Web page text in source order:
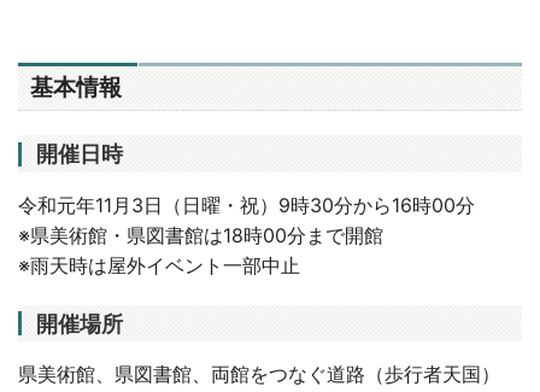
基本情報
開催日時
令和元年11月3日（日曜・祝）9時30分から16時00分
※県美術館・県図書館は18時00分まで開館
※雨天時は屋外イベント一部中止
開催場所
県美術館、県図書館、両館をつなぐ道路（歩行者天国）